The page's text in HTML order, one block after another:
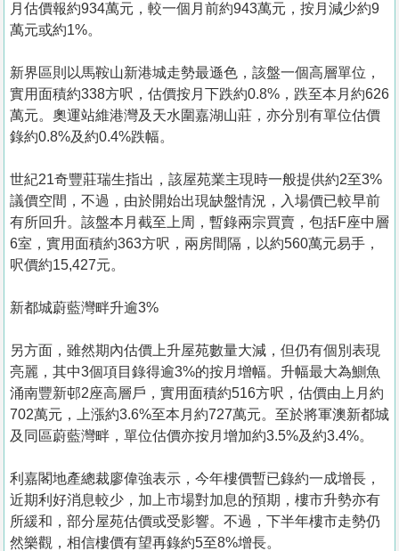
月估價報約934萬元，較一個月前約943萬元，按月減少約9
萬元或約1%。
新界區則以馬鞍山新港城走勢最遜色，該盤一個高層單位，
實用面積約338方呎，估價按月下跌約0.8%，跌至本月約626
萬元。奧運站維港灣及天水圍嘉湖山莊，亦分別有單位估價
錄約0.8%及約0.4%跌幅。
世紀21奇豐莊瑞生指出，該屋苑業主現時一般提供約2至3%
議價空間，不過，由於開始出現缺盤情況，入場價已較早前
有所回升。該盤本月截至上周，暫錄兩宗買賣，包括F座中層
6室，實用面積約363方呎，兩房間隔，以約560萬元易手，
呎價約15,427元。
新都城蔚藍灣畔升逾3%
另方面，雖然期內估價上升屋苑數量大減，但仍有個別表現
亮麗，其中3個項目錄得逾3%的按月增幅。升幅最大為鰂魚
涌南豐新邨2座高層戶，實用面積約516方呎，估價由上月約
702萬元，上漲約3.6%至本月約727萬元。至於將軍澳新都城
及同區蔚藍灣畔，單位估價亦按月增加約3.5%及約3.4%。
利嘉閣地產總裁廖偉強表示，今年樓價暫已錄約一成增長，
近期利好消息較少，加上市場對加息的預期，樓市升勢亦有
所緩和，部分屋苑估價或受影響。不過，下半年樓市走勢仍
然樂觀，相信樓價有望再錄約5至8%增長。